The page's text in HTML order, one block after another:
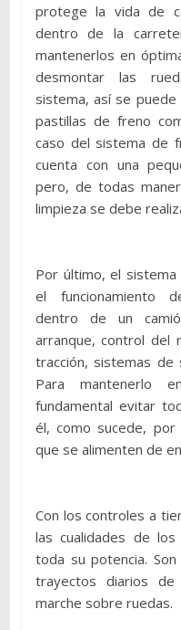
protege la vida de
dentro de la
mantenerlos en
desmontar las
sistema, así se
pastillas de freno
caso del sistema de
cuenta con una
pero, de todas
limpieza se debe
Por último, el
el funcionamiento
dentro de un
arranque, control del
tracción, sistemas
Para mantenerlo
fundamental evitar
él, como sucede, por
que se alimenten de
Con los controles a
las cualidades de los
toda su potencia.
trayectos diarios
marche sobre ruedas.